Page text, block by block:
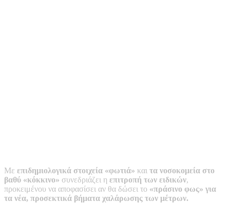
Με επιδημιολογικά στοιχεία «φωτιά» και τα νοσοκομεία στο
βαθύ «κόκκινο» συνεδριάζει η επιτροπή των ειδικών,
προκειμένου να αποφασίσει αν θα δώσει το «πράσινο φως» για
τα νέα, προσεκτικά βήματα χαλάρωσης των μέτρων.